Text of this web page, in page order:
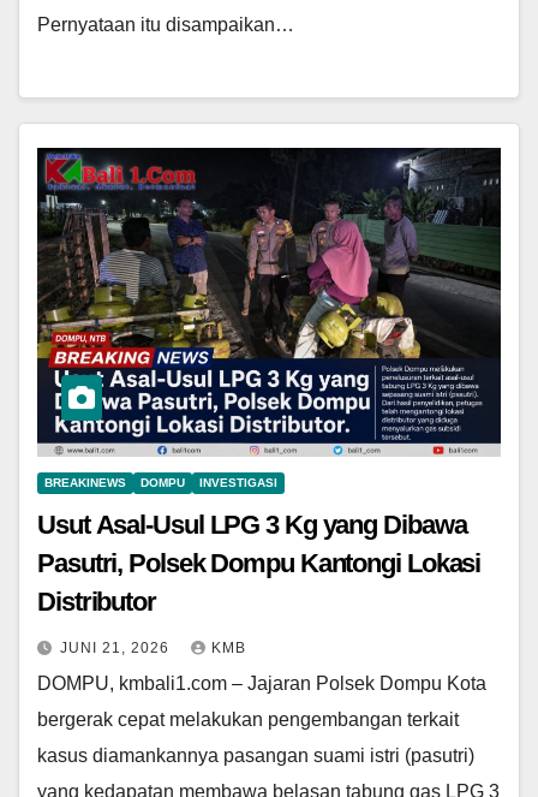
Pernyataan itu disampaikan…
BREAKINEWS DOMPU INVESTIGASI
Usut Asal-Usul LPG 3 Kg yang Dibawa
Pasutri, Polsek Dompu Kantongi Lokasi
Distributor
JUNI 21, 2026 KMB
DOMPU, kmbali1.com – Jajaran Polsek Dompu Kota
bergerak cepat melakukan pengembangan terkait
kasus diamankannya pasangan suami istri (pasutri)
yang kedapatan membawa belasan tabung gas LPG 3